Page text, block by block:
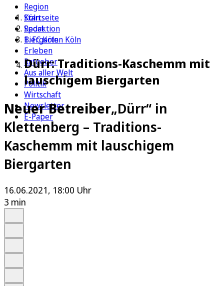
Region
Köln
Sport
1. FC Köln
Erleben
Ratgeber
Aus aller Welt
Politik
Wirtschaft
Newsletter
E-Paper
Startseite
Redaktion
Biergarten Köln
Dürr: Traditions-Kaschemm mit
lauschigem Biergarten
Neuer Betreiber„Dürr“ in
Klettenberg – Traditions-
Kaschemm mit lauschigem
Biergarten
16.06.2021, 18:00 Uhr
3 min